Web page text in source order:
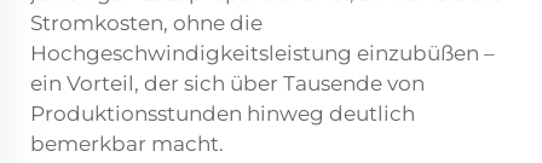
Stromkosten, ohne die
Hochgeschwindigkeitsleistung einzubüßen –
ein Vorteil, der sich über Tausende von
Produktionsstunden hinweg deutlich
bemerkbar macht.